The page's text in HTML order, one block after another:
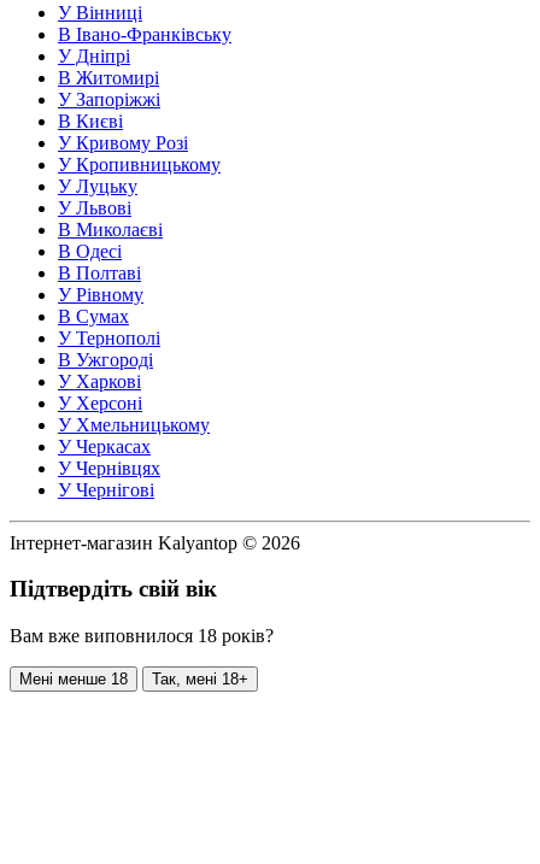
У Вінниці
В Івано-Франківську
У Дніпрі
В Житомирі
У Запоріжжі
В Києві
У Кривому Розі
У Кропивницькому
У Луцьку
У Львові
В Миколаєві
В Одесі
В Полтаві
У Рівному
В Сумах
У Тернополі
В Ужгороді
У Харкові
У Херсоні
У Хмельницькому
У Черкасах
У Чернівцях
У Чернігові
Інтернет-магазин Kalyantop © 2026
Підтвердіть свій вік
Вам вже виповнилося 18 років?
Мені менше 18 Так, мені 18+